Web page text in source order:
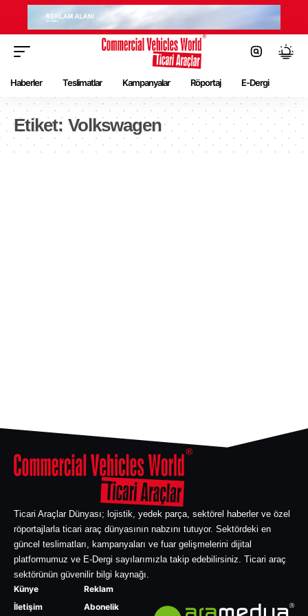
Haberler Teslimatlar Kampanyalar Röportaj E-Dergi
Etiket: Volkswagen
Ticari Araçlar Dünyası; lojistik, yedek parça, sektörel haberler ve özel
röportajlarla ticari araç dünyasının nabzını tutuyor. Sektördeki en
güncel teslimatları, kampanyaları ve fuar gelişmelerini dijital
platformumuz ve E-Dergi sayılarımızla takip edebilirsiniz. Ticari araç
sektörünün güvenilir bilgi kaynağı.
Künye
İletişim
Reklam
Abonelik